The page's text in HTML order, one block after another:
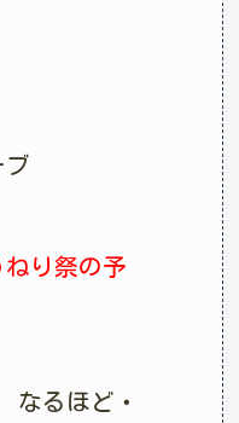
ねり祭の予
るほど・